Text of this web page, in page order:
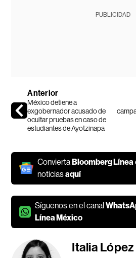
PUBLICIDAD
Anterior
México detiene a
exgobernador acusado de
ocultar pruebas en caso de
estudiantes de Ayotzinapa
ConviertaBloomberg Línea
noticiasaquí
Síguenos en el canal
Línea México
Italia López